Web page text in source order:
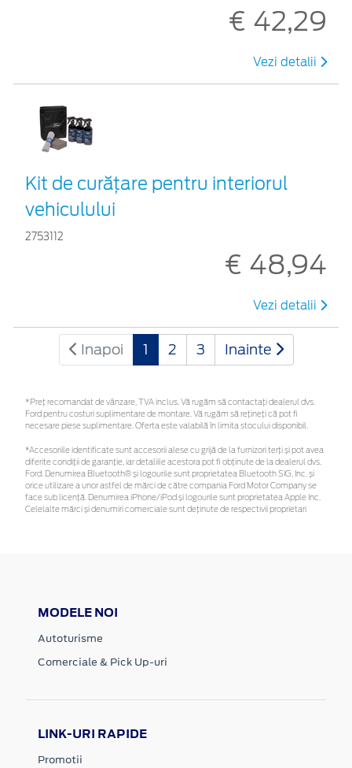
€ 42,29
Vezi detalii
Kit de curățare pentru interiorul
vehiculului
2753112
€ 48,94
Vezi detalii
Inapoi 1 2 3 Inainte
*Preţ recomandat de vânzare, TVA inclus. Vă rugăm să contactaţi dealerul dvs.
Ford pentru costuri suplimentare de montare. Vă rugăm să rețineți că pot fi
necesare piese suplimentare. Oferta este valabilă în limita stocului disponibil.
*Accesoriile identificate sunt accesorii alese cu grijă de la furnizori terți și pot avea
diferite condiții de garanție, iar detaliile acestora pot fi obținute de la dealerul dvs.
Ford. Denumirea Bluetooth® și logourile sunt proprietatea Bluetooth SIG, Inc. și
orice utilizare a unor astfel de mărci de către compania Ford Motor Company se
face sub licență. Denumirea iPhone/iPod și logourile sunt proprietatea Apple Inc.
Celelalte mărci și denumiri comerciale sunt deținute de respectivii proprietari
MODELE NOI
Autoturisme
Comerciale & Pick Up-uri
LINK-URI RAPIDE
Promotii